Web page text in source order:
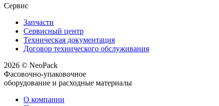
Сервис
Запчасти
Сервисный центр
Техническая документация
Договор технического обслуживания
2026 © NeoPack
Фасовочно-упаковочное
оборудование и расходные материалы
О компании